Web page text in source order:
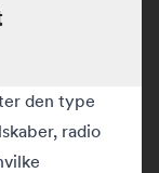
den type
radio